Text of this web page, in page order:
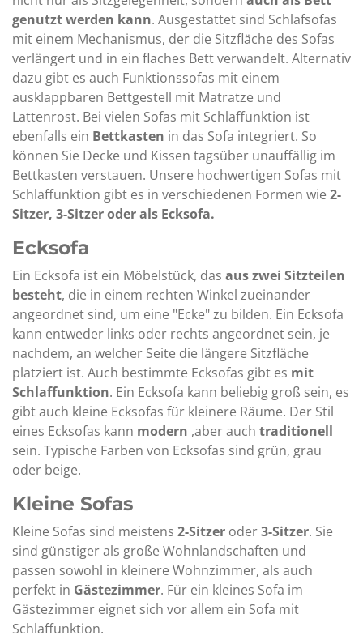
genutzt werden kann. Ausgestattet sind Schlafsofas
mit einem Mechanismus, der die Sitzfläche des Sofas
verlängert und in ein flaches Bett verwandelt. Alternativ
dazu gibt es auch Funktionssofas mit einem
ausklappbaren Bettgestell mit Matratze und
Lattenrost. Bei vielen Sofas mit Schlaffunktion ist
ebenfalls ein Bettkasten in das Sofa integriert. So
können Sie Decke und Kissen tagsüber unauffällig im
Bettkasten verstauen. Unsere hochwertigen Sofas mit
Schlaffunktion gibt es in verschiedenen Formen wie 2-
Sitzer, 3-Sitzer oder als Ecksofa.
Ecksofa
Ein Ecksofa ist ein Möbelstück, das aus zwei Sitzteilen
besteht, die in einem rechten Winkel zueinander
angeordnet sind, um eine "Ecke" zu bilden. Ein Ecksofa
kann entweder links oder rechts angeordnet sein, je
nachdem, an welcher Seite die längere Sitzfläche
platziert ist. Auch bestimmte Ecksofas gibt es mit
Schlaffunktion. Ein Ecksofa kann beliebig groß sein, es
gibt auch kleine Ecksofas für kleinere Räume. Der Stil
eines Ecksofas kann modern ,aber auch traditionell
sein. Typische Farben von Ecksofas sind grün, grau
oder beige.
Kleine Sofas
Kleine Sofas sind meistens 2-Sitzer oder3-Sitzer. Sie
sind günstiger als große Wohnlandschaften und
passen sowohl in kleinere Wohnzimmer, als auch
perfekt in Gästezimmer. Für ein kleines Sofa im
Gästezimmer eignet sich vor allem ein Sofa mit
Schlaffunktion.